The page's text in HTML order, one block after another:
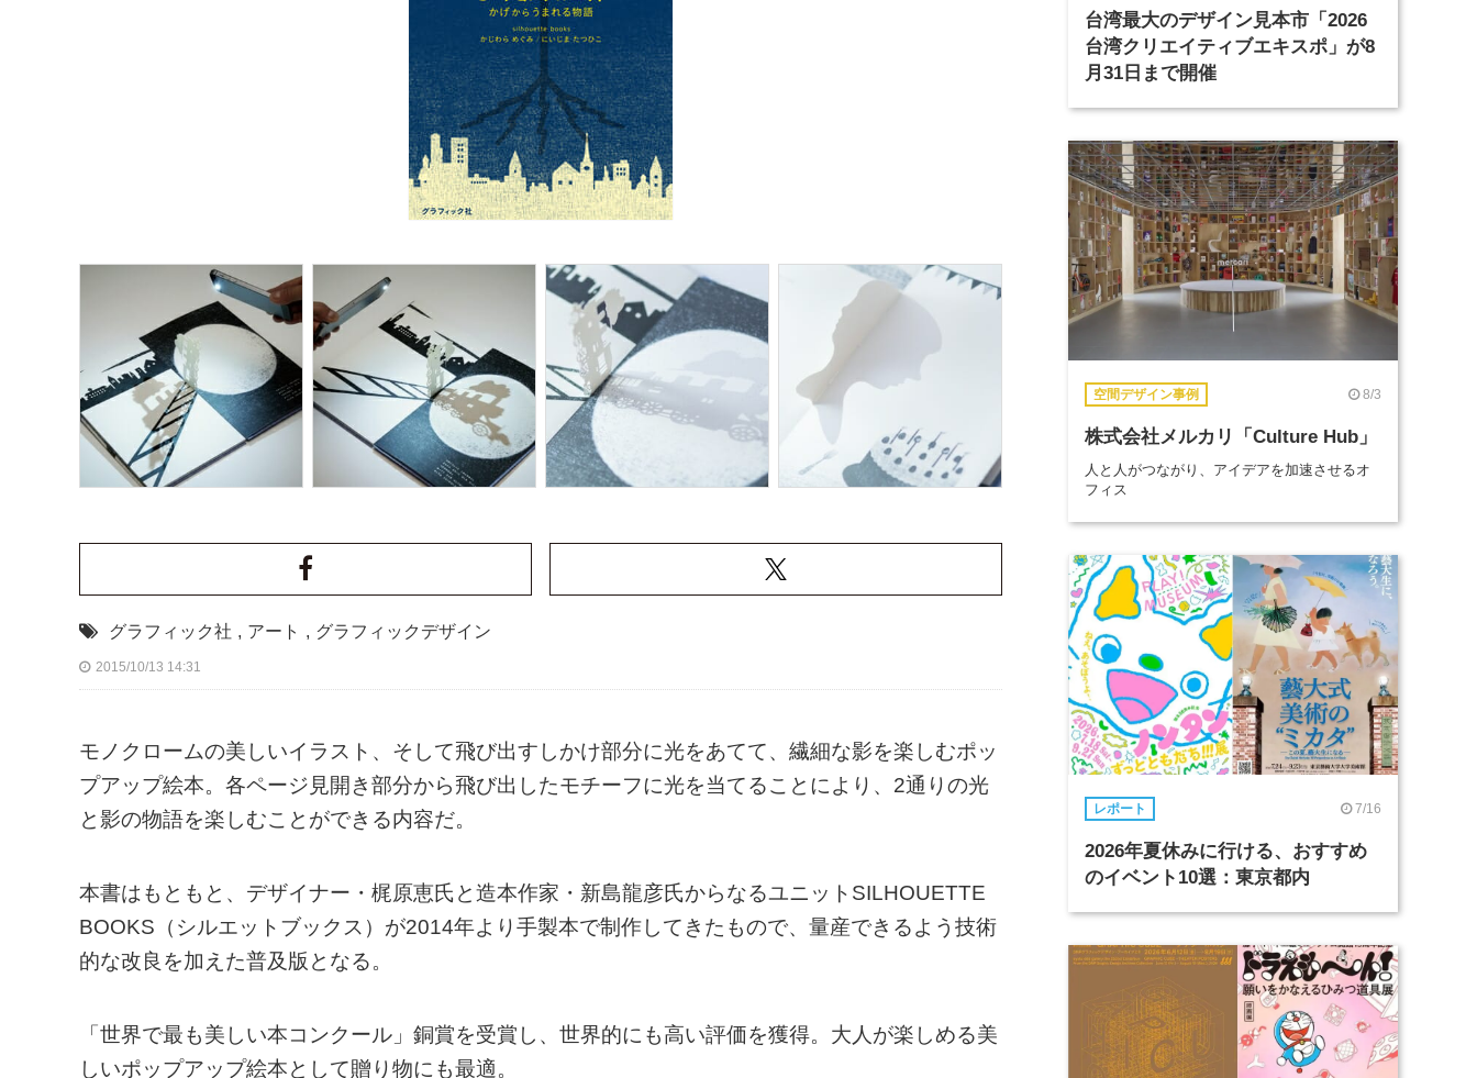
グラフィック社 , アート , グラフィックデザイン
2015/10/13 14:31
モノクロームの美しいイラスト、そして飛び出すしかけ部分に光をあてて、繊細な影を楽しむポッ
プアップ絵本。各ページ見開き部分から飛び出したモチーフに光を当てることにより、2通りの光
と影の物語を楽しむことができる内容だ。
本書はもともと、デザイナー・梶原恵氏と造本作家・新島龍彦氏からなるユニットSILHOUETTE
BOOKS（シルエットブックス）が2014年より手製本で制作してきたもので、量産できるよう技術
的な改良を加えた普及版となる。
「世界で最も美しい本コンクール」銅賞を受賞し、世界的にも高い評価を獲得。大人が楽しめる美
しいポップアップ絵本として贈り物にも最適。
台湾最大のデザイン見本市「2026
台湾クリエイティブエキスポ」が8
月31日まで開催
空間デザイン事例 8/3
株式会社メルカリ「Culture Hub」
人と人がつながり、アイデアを加速させるオ
フィス
レポート 7/16
2026年夏休みに行ける、おすすめ
のイベント10選：東京都内